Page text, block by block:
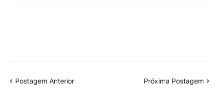
Postagem Anterior Próxima Postagem